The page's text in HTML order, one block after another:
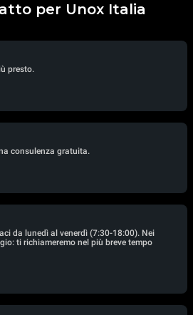
per Unox Italia
presto.
consulenza gratuita.
da lunedì al venerdì (7:30-18:00). Nei
ti richiameremo nel più breve tempo